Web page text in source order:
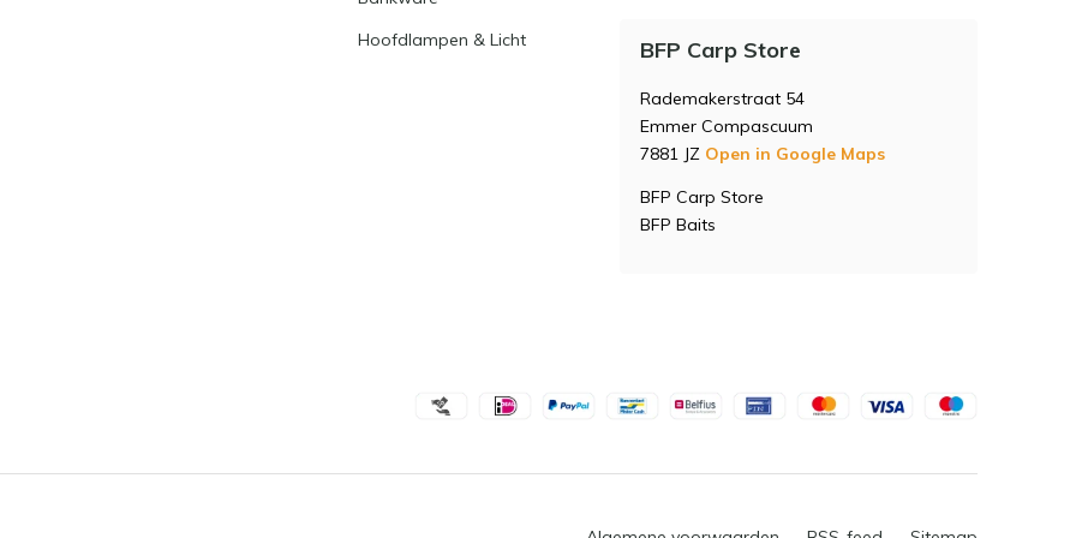
Hoofdlampen & Licht
BFP Carp Store
Rademakerstraat 54
Emmer Compascuum
7881 JZ Open in Google Maps
BFP Carp Store
BFP Baits